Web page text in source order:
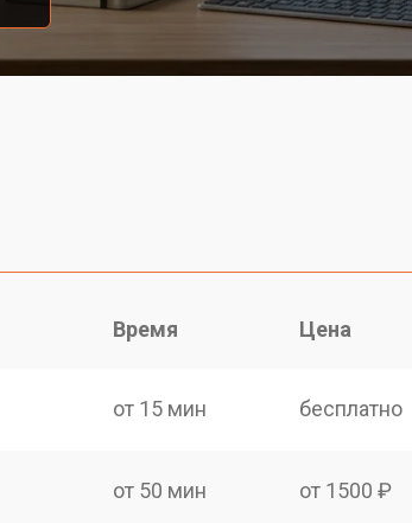
Время Цена
от 15 мин бесплатно
от 50 мин от 1500 ₽